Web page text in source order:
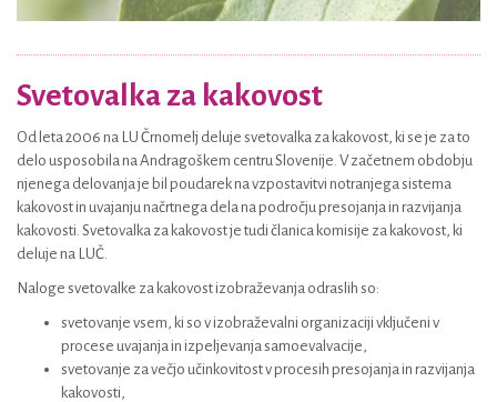
Svetovalka za kakovost
Od leta 2006 na LU Črnomelj deluje svetovalka za kakovost, ki se je za to
delo usposobila na Andragoškem centru Slovenije. V začetnem obdobju
njenega delovanja je bil poudarek na vzpostavitvi notranjega sistema
kakovost in uvajanju načrtnega dela na področju presojanja in razvijanja
kakovosti. Svetovalka za kakovost je tudi članica komisije za kakovost, ki
deluje na LUČ.
Naloge svetovalke za kakovost izobraževanja odraslih so:
svetovanje vsem, ki so v izobraževalni organizaciji vključeni v
procese uvajanja in izpeljevanja samoevalvacije,
svetovanje za večjo učinkovitost v procesih presojanja in razvijanja
kakovosti,